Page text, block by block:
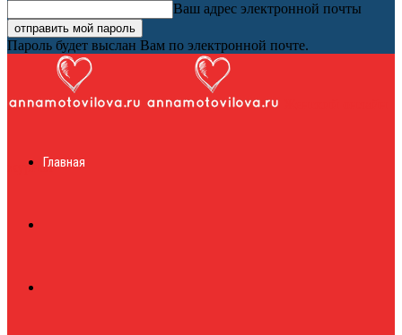
Ваш адрес электронной почты
Пароль будет выслан Вам по электронной почте.
журналГлавная